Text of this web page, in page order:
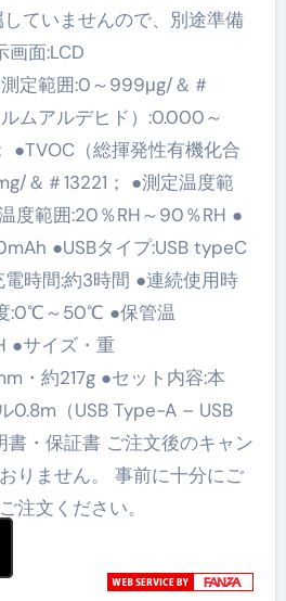
ていませんので、別途準備
画面:LCD
定範囲:0～999μg/＆＃
ムアルデヒド）:0.000～
●TVOC（総揮発性有機化合
＆＃13221； ●測定温度範
範囲:20％RH～90％RH ●
●USBタイプ:USB typeC
電時間:約3時間 ●連続使用時
:0℃～50℃ ●保管温
●サイズ・重
・約217g ●セット内容:本
0.8m（USB Type-A – USB
・保証書 ご注文後のキャン
りません。 事前に十分にご
注文ください。